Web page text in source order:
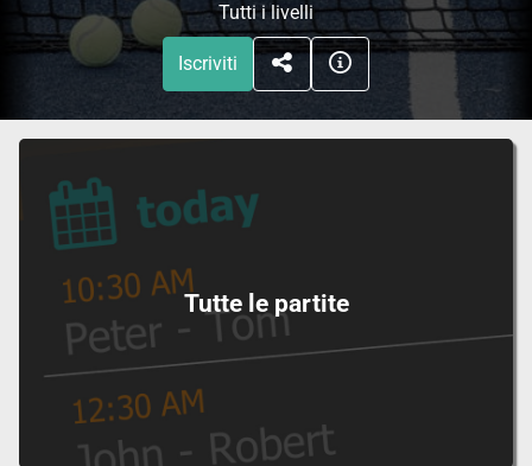
Tutti i livelli
Iscriviti
Tutte le partite